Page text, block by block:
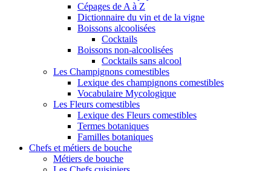
Cépages de A à Z
Dictionnaire du vin et de la vigne
Boissons alcoolisées
Cocktails
Boissons non-alcoolisées
Cocktails sans alcool
Les Champignons comestibles
Lexique des champignons comestibles
Vocabulaire Mycologique
Les Fleurs comestibles
Lexique des Fleurs comestibles
Termes botaniques
Familles botaniques
Chefs et métiers de bouche
Métiers de bouche